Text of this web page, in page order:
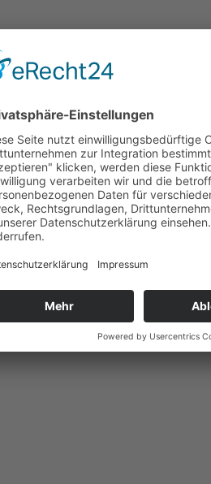
dem auch so einige
vergangen, wir haben
Herbst sind bereits die
Kapitel in dieser
und Schüler aus
voneinander
wichtigen Baustein für